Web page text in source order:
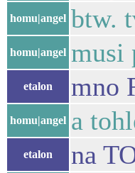
homu|angel btw.
homu|angel musi
etalon mno
homu|angel a
etalon na